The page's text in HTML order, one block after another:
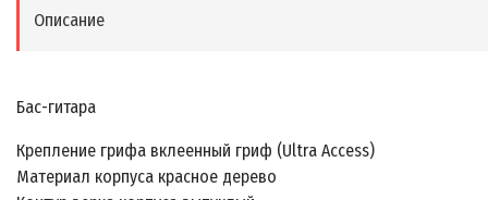
Описание
Бас-гитара
Крепление грифа вклеенный гриф (Ultra Access)
Материал корпуса красное дерево